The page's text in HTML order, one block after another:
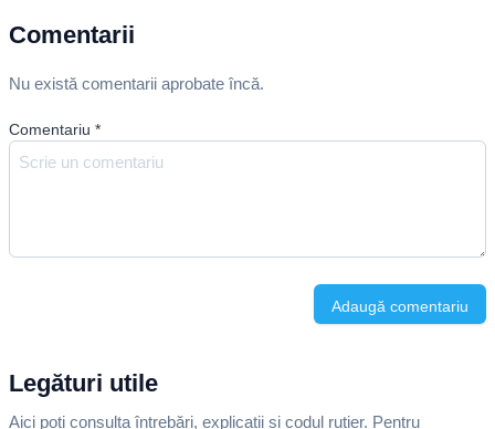
Comentarii
Nu există comentarii aprobate încă.
Comentariu *
Adaugă comentariu
Legături utile
Aici poți consulta întrebări, explicații și codul rutier. Pentru